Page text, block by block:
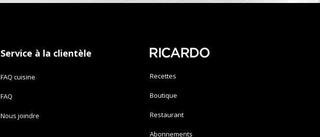
Service à la clientèle
FAQ cuisine
FAQ
Nous joindre
Recettes
Boutique
Restaurant
Abonnements